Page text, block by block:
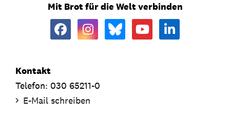
Mit Brot für die Welt verbinden
Kontakt
Telefon: 030 65211-0
E-Mail schreiben